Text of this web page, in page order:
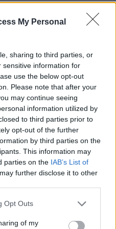
My Personal
sharing to third parties, or
sensitive information for
use the below opt-out
Please note that after your
may continue seeing
information utilized by
to third parties prior to
opt-out of the further
by third parties on the
This information may
parties on the IAB’s List of
further disclose it to other
uses one or more Google
behaviour. You may click to
Opt Outs
of my
την εξαφάνιση 31χρονου
τραμπικού προέδρου
τη σύγκρουση δύο
πλασίντα, κοθρόπιτα,
ντε Τζανέιρο, νεκροί οι
τις εστίες